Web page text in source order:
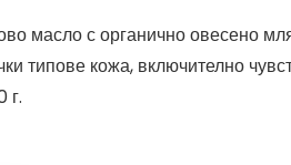
масло с органично овесено
типове кожа, включително
г.